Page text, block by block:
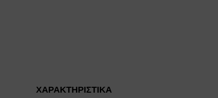
ΧΑΡΑΚΤΗΡΙΣΤΙΚΑ